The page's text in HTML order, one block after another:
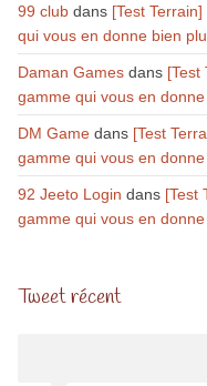
99 clubdans [Test
qui vous en donne bien
Daman Gamesdans [Test
gamme qui vous en
DM Gamedans [Test
gamme qui vous en
92 Jeeto Login dans [Test
gamme qui vous en
Tweet récent